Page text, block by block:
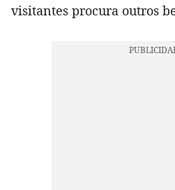
visitantes procura outros